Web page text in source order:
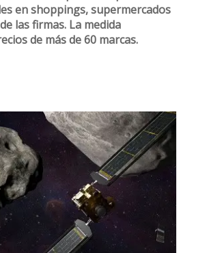
en shoppings, supermercados
las firmas. La medida
de más de 60 marcas.